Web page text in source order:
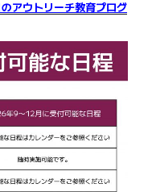
アウトリーチ教育プログ